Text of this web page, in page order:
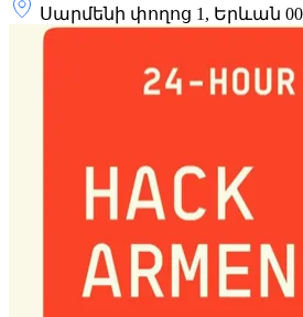
Սարմենի փողոց 1, Երևան